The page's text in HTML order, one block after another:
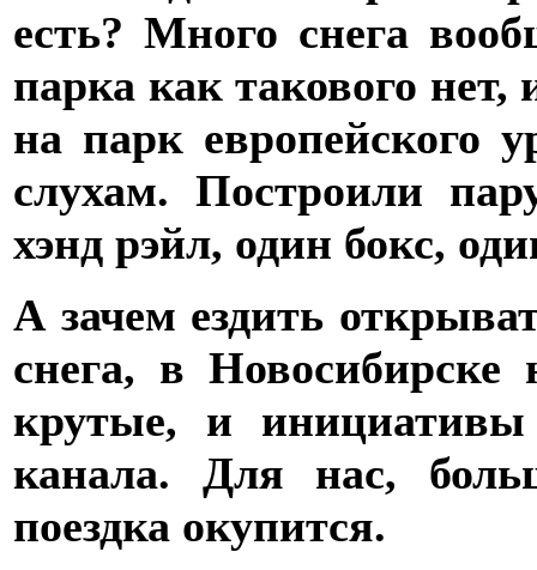
есть? Много снега
парка как такового
на парк европейского
слухам. Построили
хэнд рэйл, один бокс,
А зачем ездить
снега, в Новосибирске
крутые, и
канала. Для нас,
поездка окупится.